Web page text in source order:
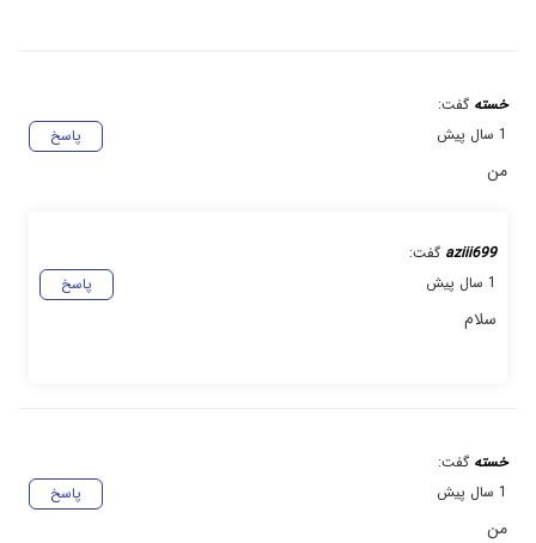
خسته گفت:
پاسخ
1 سال پیش
من
aziii699 گفت:
پاسخ
1 سال پیش
سلام
خسته گفت:
پاسخ
1 سال پیش
من